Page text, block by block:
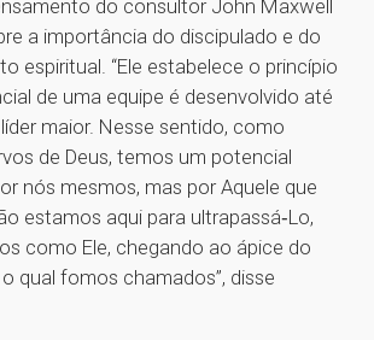
do consultor John Maxwell
a importância do discipulado e do
espiritual. “Ele estabelece o princípio
de uma equipe é desenvolvido até
maior. Nesse sentido, como
de Deus, temos um potencial
nós mesmos, mas por Aquele que
estamos aqui para ultrapassá‑Lo,
como Ele, chegando ao ápice do
qual fomos chamados”, disse